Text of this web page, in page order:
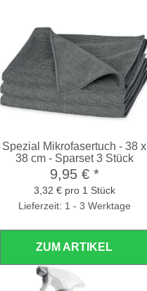
Spezial Mikrofasertuch - 38 x
38 cm - Sparset 3 Stück
9,95 € *
3,32 € pro 1 Stück
Lieferzeit: 1 - 3 Werktage
ZUM ARTIKEL